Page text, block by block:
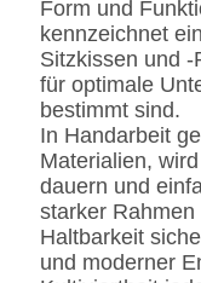
Form und
kennzeichnet
Sitzkissen und
für optimale
bestimmt sind.
In Handarbeit
Materialien,
dauern und
starker
Haltbarkeit
und moderner